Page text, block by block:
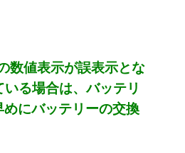
数値表示が誤表示とな
る場合は、バッテリ
にバッテリーの交換